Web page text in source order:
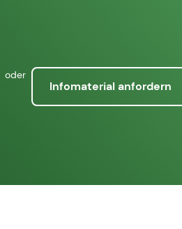
oder
Infomaterial anfordern